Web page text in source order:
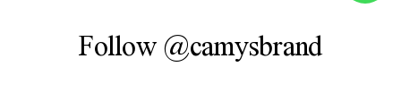
Follow @camysbrand